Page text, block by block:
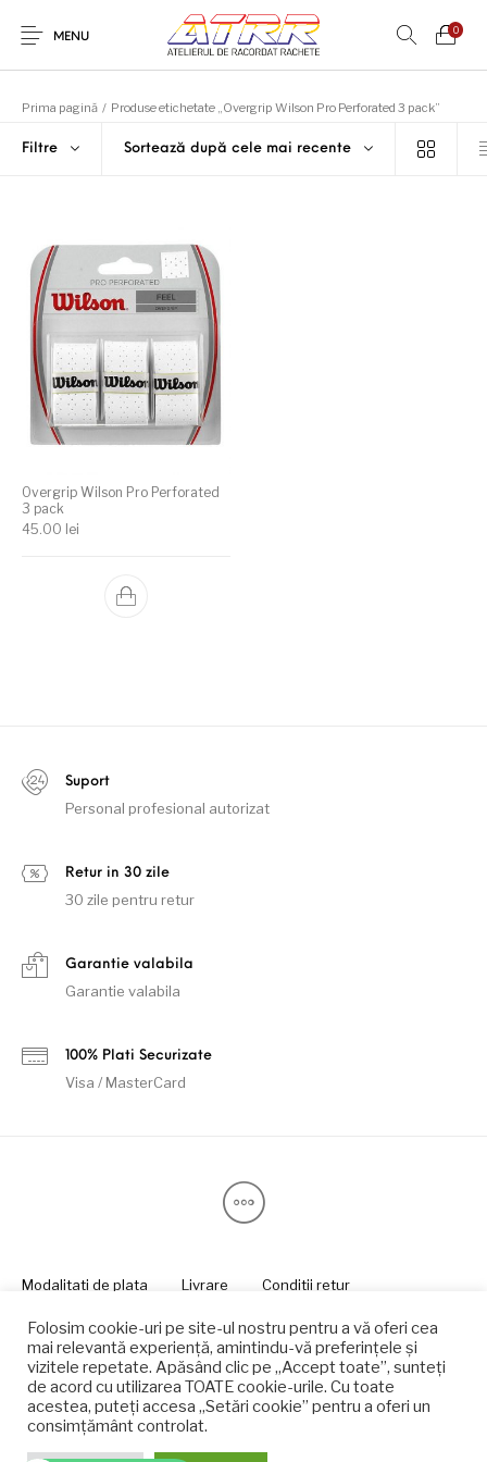
MENU
0
Prima pagină / Produse etichetate „Overgrip Wilson Pro Perforated 3 pack”
Filtre Sortează după cele mai recente
Overgrip Wilson Pro Perforated
3 pack
45.00 lei
Suport
Personal profesional autorizat
Retur in 30 zile
30 zile pentru retur
Garantie valabila
Garantie valabila
100% Plati Securizate
Visa / MasterCard
Modalitati de plata Livrare
Conditii retur
© detenis.ro - Lumtenis Rom Srl - Powered byUnlimited
Protection srl.
Folosim cookie-uri pe site-ul nostru pentru a vă oferi cea
mai relevantă experiență, amintindu-vă preferințele și
vizitele repetate. Apăsând clic pe „Accept toate”, sunteți
de acord cu utilizarea TOATE cookie-urile. Cu toate
acestea, puteți accesa „Setări cookie” pentru a oferi un
consimțământ controlat.